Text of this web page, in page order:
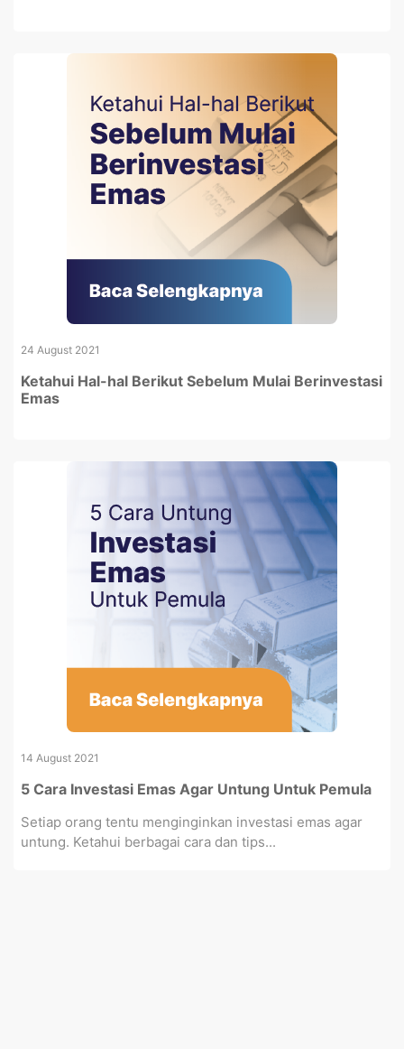
24 August 2021
Ketahui Hal-hal Berikut Sebelum Mulai Berinvestasi
Emas
14 August 2021
5 Cara Investasi Emas Agar Untung Untuk Pemula
Setiap orang tentu menginginkan investasi emas agar
untung. Ketahui berbagai cara dan tips...